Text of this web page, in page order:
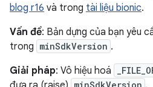
blog r16 và trong tài liệu bionic.
Vấn đề: Bản dựng của bạn yêu
trong minSdkVersion .
Giải pháp: Vô hiệu hoá